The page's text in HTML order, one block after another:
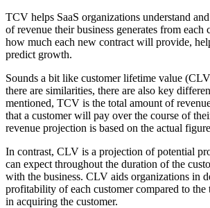
TCV helps SaaS organizations understand
of revenue their business generates from each
how much each new contract will provide,
predict growth.
Sounds a bit like customer lifetime value
there are similarities, there are also key
mentioned, TCV is the total amount of
that a customer will pay over the course of
revenue projection is based on the actual
In contrast, CLV is a projection of potential
can expect throughout the duration of the
with the business. CLV aids organizations in
profitability of each customer compared to the
in acquiring the customer.